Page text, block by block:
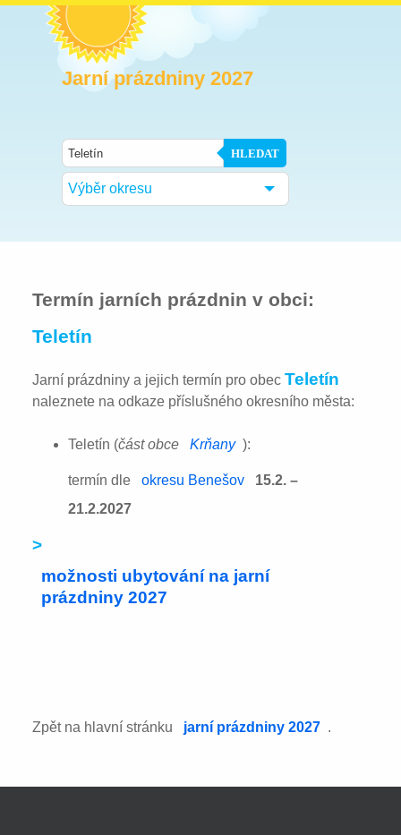
Jarní prázdniny 2027
HLEDAT
Výběr okresu
Termín jarních prázdnin v obci:
Teletín
Jarní prázdniny a jejich termín pro obecTeletín
naleznete na odkaze příslušného okresního města:
Teletín (část obce Krňany ):
termín dle okresu Benešov
15.2. –
21.2.2027
>
možnosti ubytování na jarní
prázdniny 2027
Zpět na hlavní stránku jarní prázdniny 2027 .